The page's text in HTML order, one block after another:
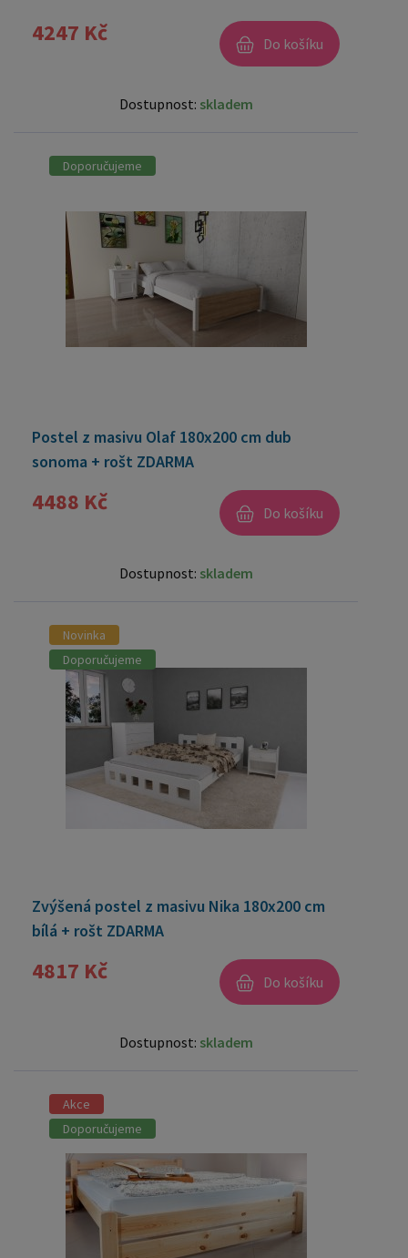
4247 Kč Do košíku
Dostupnost: skladem
Doporučujeme
Postel z masivu Olaf 180x200 cm dub
sonoma + rošt ZDARMA
4488 Kč Do košíku
Dostupnost: skladem
Novinka
Doporučujeme
Zvýšená postel z masivu Nika 180x200 cm
bílá + rošt ZDARMA
4817 Kč Do košíku
Dostupnost: skladem
Akce
Doporučujeme